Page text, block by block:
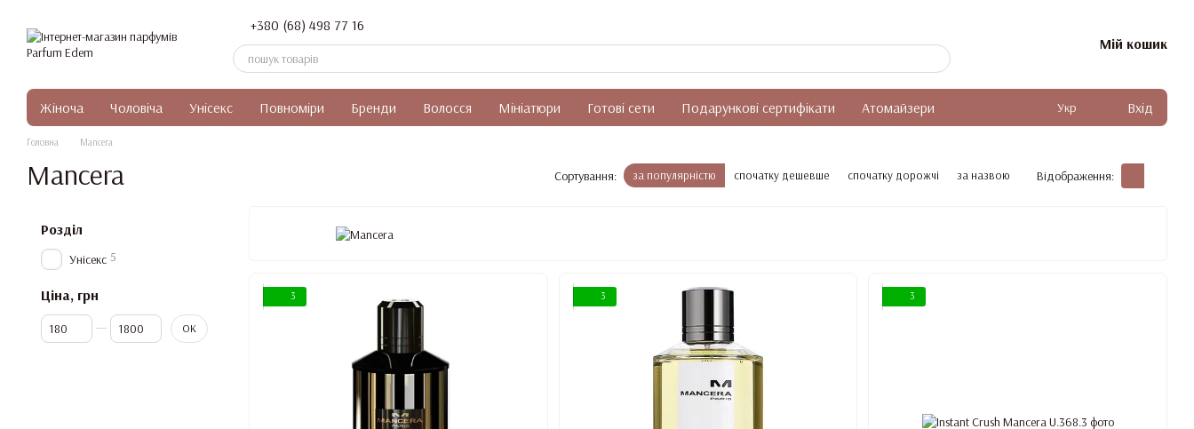
+380 (68) 498 77 16
Мій кошик
Жіноча Чоловіча Унісекс Повноміри Бренди Волосся Мініатюри Готові сети Подарункові сертифікати Aтомайзери Укр Вхід
Головна Mancera
Mancera Сортування: за популярністю спочатку дешевше спочатку дорожчі за назвою Відображення:
3 3 3
Розділ
Унісекс 5
Ціна, грн
Від Ціна, грн
До Ціна, грн ОК